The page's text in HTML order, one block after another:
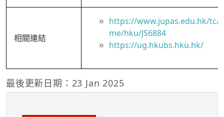
相關連結
https://www.jupas.edu.hk/tc/
me/hku/JS6884
https://ug.hkubs.hku.hk/
最後更新日期：23 Jan 2025